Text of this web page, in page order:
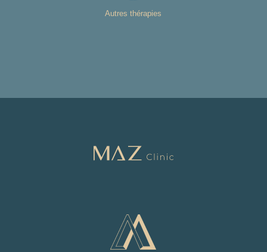
Autres thérapies